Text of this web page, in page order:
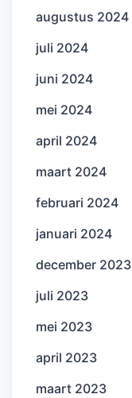
augustus 2024
juli 2024
juni 2024
mei 2024
april 2024
maart 2024
februari 2024
januari 2024
december 2023
juli 2023
mei 2023
april 2023
maart 2023